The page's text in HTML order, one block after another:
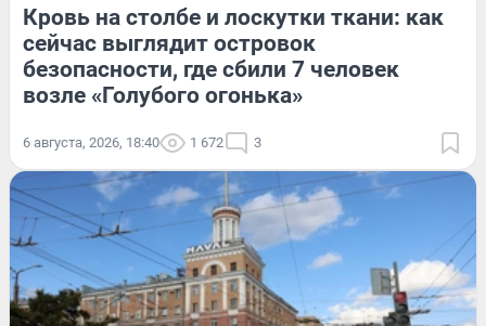
Кровь на столбе и лоскутки ткани: как
сейчас выглядит островок
безопасности, где сбили 7 человек
возле «Голубого огонька»
6 августа, 2026, 18:40 1 672 3